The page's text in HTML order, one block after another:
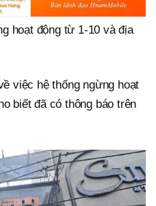
hoạt động từ 1-10 và địa
việc hệ thống ngừng hoạt
biết đã có thông báo trên